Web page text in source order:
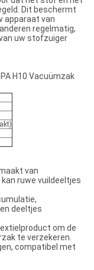
Dit beschermt
apparaat van
regelmatig,
uw stofzuiger
H10 Vacuümzak
van
ruwe vuildeeltjes
deeltjes
om de
te verzekeren.
compatibel met